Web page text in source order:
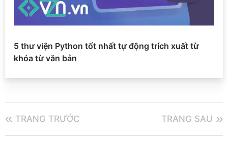
5 thư viện Python tốt nhất tự động trích xuất từ
khóa từ văn bản
TRANG TRƯỚC TRANG SAU